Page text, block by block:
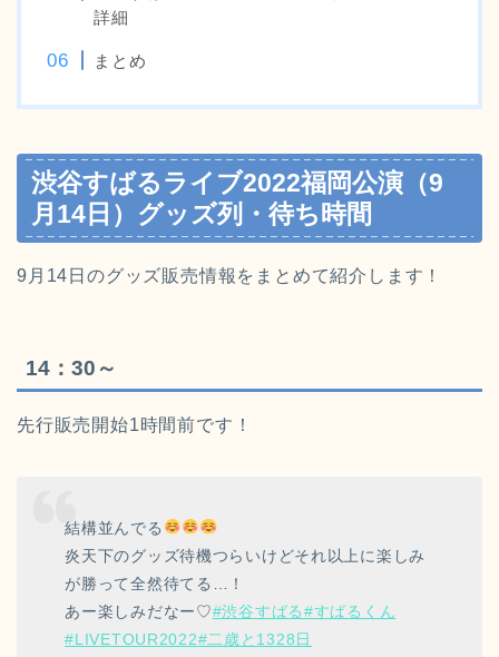
詳細
まとめ
渋谷すばるライブ2022福岡公演（9
月14日）グッズ列・待ち時間
9月14日のグッズ販売情報をまとめて紹介します！
14：30～
先行販売開始1時間前です！
結構並んでる
炎天下のグッズ待機つらいけどそれ以上に楽しみ
が勝って全然待てる…！
あー楽しみだなー♡#渋谷すばる#すばるくん
#LIVETOUR2022#二歳と1328日